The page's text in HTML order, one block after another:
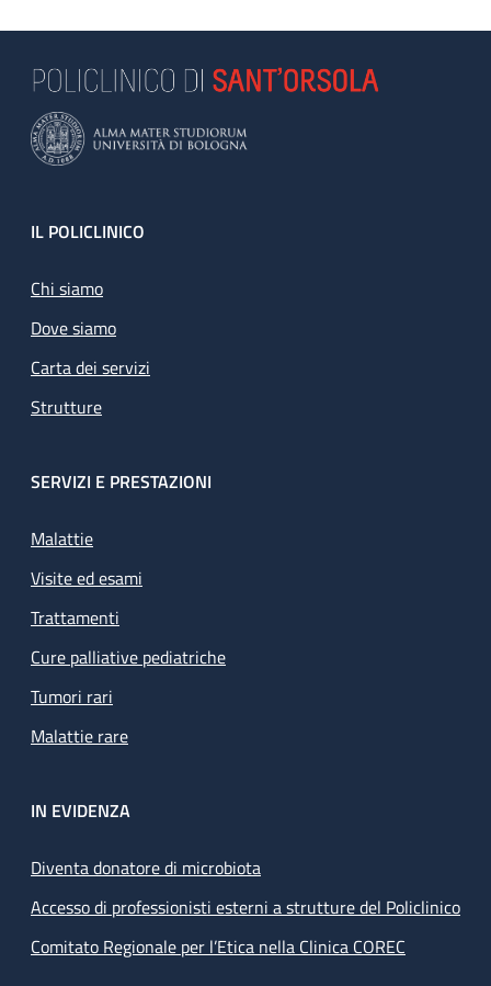
Footer
IL POLICLINICO
Chi siamo
Dove siamo
Carta dei servizi
Strutture
SERVIZI E PRESTAZIONI
Malattie
Visite ed esami
Trattamenti
Cure palliative pediatriche
Tumori rari
Malattie rare
IN EVIDENZA
Diventa donatore di microbiota
Accesso di professionisti esterni a strutture del Policlinico
Comitato Regionale per l’Etica nella Clinica COREC